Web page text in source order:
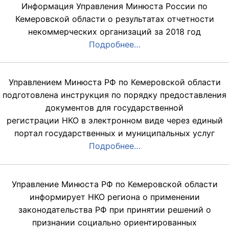
Информация Управления Минюста России по
Кемеровской области о результатах отчетности
некоммерческих организаций за 2018 год
Подробнее…
Управлением Минюста РФ по Кемеровской области
подготовлена инструкция по порядку предоставления
документов для государственной
регистрации НКО в электронном виде через единый
портал государственных и муниципальных услуг
Подробнее…
Управление Минюста РФ по Кемеровской области
информирует НКО региона о применении
законодательства РФ при принятии решений о
признании социально ориентированных